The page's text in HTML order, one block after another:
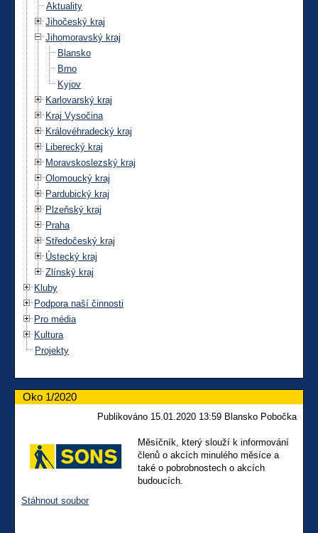
Aktuality
Jihočeský kraj
Jihomoravský kraj
Blansko
Brno
Kyjov
Karlovarský kraj
Kraj Vysočina
Královéhradecký kraj
Liberecký kraj
Moravskoslezský kraj
Olomoucký kraj
Pardubický kraj
Plzeňský kraj
Praha
Středočeský kraj
Ústecký kraj
Zlínský kraj
Kluby
Podpora naší činnosti
Pro média
Kultura
Projekty
Oko 1/2020
Publikováno 15.01.2020 13:59 Blansko Pobočka
Měsíčník, který slouží k informování
členů o akcích minulého měsíce a
také o pobrobnostech o akcích
budoucích.
Stáhnout soubor